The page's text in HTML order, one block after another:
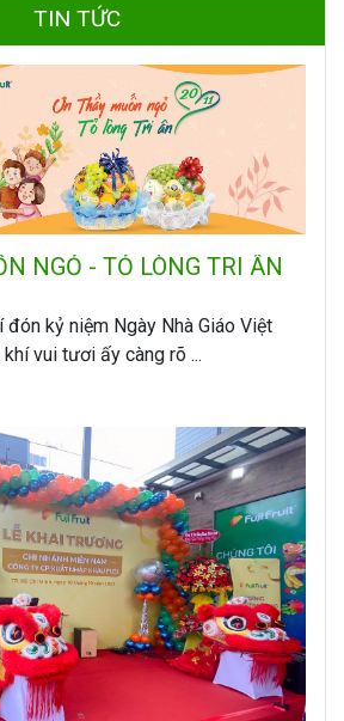
TIN TỨC
NGỎ - TỎ LÒNG TRI ÂN
đón kỷ niệm Ngày Nhà Giáo Việt
vui tươi ấy càng rõ ...